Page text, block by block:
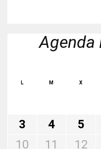
Agenda
L M X
3
4 5
10
11 12